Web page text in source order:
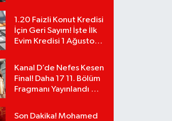
1.20 Faizli Konut Kredisi
İçin Geri Sayım! İşte İlk
Evim Kredisi 1 Ağustos
Kanal D’de Nefes Kesen
Final! Daha 17 11. Bölüm
Fragmanı Yayınlandı Mı?
Son Dakika! Mohamed